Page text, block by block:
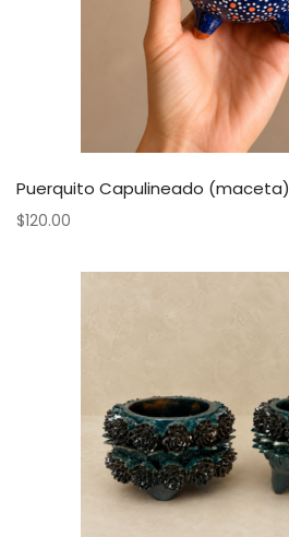
Puerquito Capulineado (maceta)
$120.00